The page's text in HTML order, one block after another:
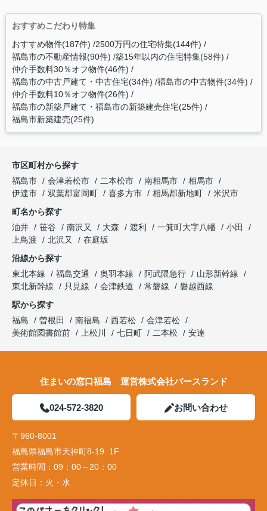
おすすめこだわり特集
おすすめ物件(187件) 2500万円の住宅特集(144件)
福島市の不動産情報(90件) 築15年以内の住宅特集(58件)
仲介手数料30％オフ物件(46件)
福島市の中古戸建て・中古住宅(34件) 福島市の中古物件(34件)
仲介手数料10％オフ物件(26件)
福島市の新築戸建て・福島市の新築建売住宅(25件)
福島市新築建売(25件)
市区町村から探す
福島市
会津若松市 二本松市 南相馬市
相馬市
伊達市
双葉郡富岡町 喜多方市 相馬郡新地町
米沢市
町名から探す
油井
笹谷 南沢又 大森 渡利 一箕町大字八幡
小田
上鳥渡
北沢又
在庭坂
沿線から探す
東北本線
福島交通 奥羽本線 阿武隈急行
山形新幹線
東北新幹線
只見線 会津鉄道 常磐線
磐越西線
駅から探す
福島
曽根田 南福島 西若松
会津若松
美術館図書館前
上松川 七日町 二本松 安達
住まいの窓口福島 運営株式会社バースランド
024-572-3820 お問い合わせ
〒960-8001
福島県福島市天神町8-19 1F
営業時間： 09：00～20：00
定休日： 火・水